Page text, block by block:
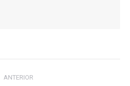
ANTERIOR